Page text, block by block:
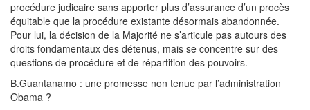
procédure judicaire sans apporter plus d’assurance d’un procès
équitable que la procédure existante désormais abandonnée.
Pour lui, la décision de la Majorité ne s’articule pas autours des
droits fondamentaux des détenus, mais se concentre sur des
questions de procédure et de répartition des pouvoirs.
B.Guantanamo : une promesse non tenue par l’administration
Obama ?